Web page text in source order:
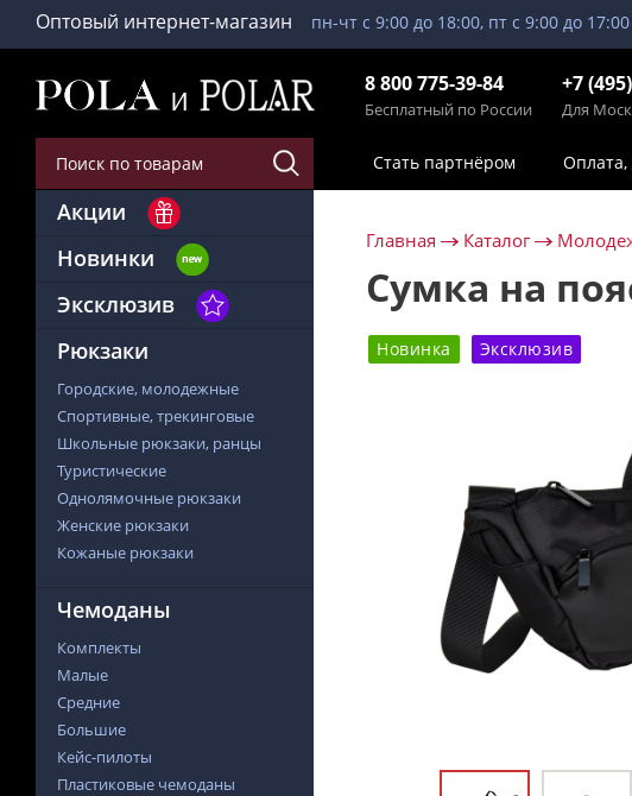
Оптовый интернет-магазин пн-чт с 9:00 до 18:00, пт с 9:00 до 17:00
8 800 775-39-84
Бесплатный по России
+7
Для
Стать партнёром Оплата,
Акции
Новинки
Эксклюзив
Рюкзаки
Городские, молодежные
Спортивные, трекинговые
Школьные рюкзаки, ранцы
Туристические
Однолямочные рюкзаки
Женские рюкзаки
Кожаные рюкзаки
Чемоданы
Комплекты
Малые
Средние
Большие
Кейс-пилоты
Пластиковые чемоданы
Главная Каталог
Сумка на
Новинка Эксклюзив